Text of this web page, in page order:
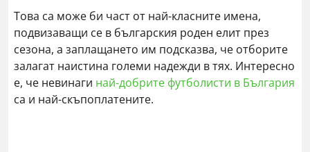
Това са може би част от най-класните имена,
подвизаващи се в българския роден елит през
сезона, а заплащането им подсказва, че отборите
залагат наистина големи надежди в тях. Интересно
е, че невинаги най-добрите футболисти в България
са и най-скъпоплатените.